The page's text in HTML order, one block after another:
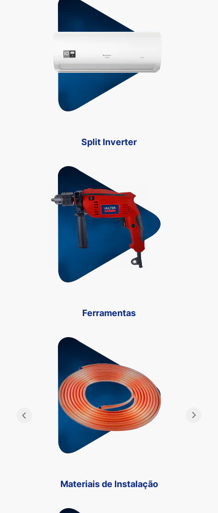
Split Inverter
Ferramentas
Materiais de Instalação